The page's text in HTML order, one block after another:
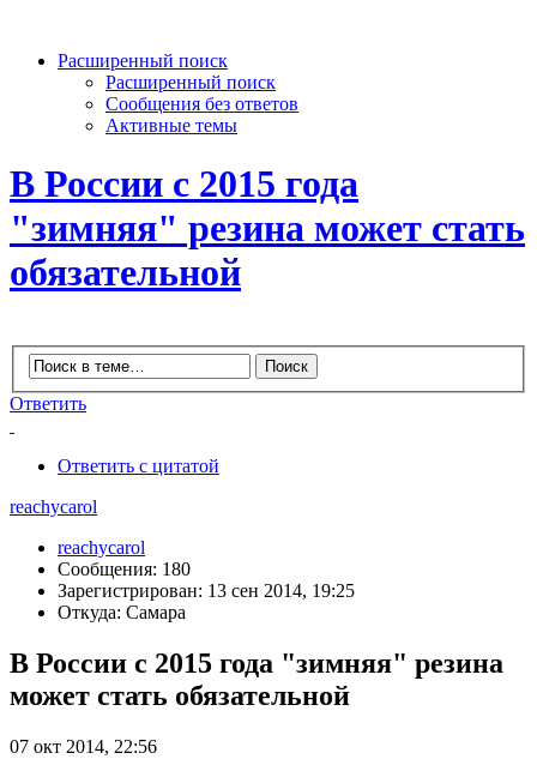
Расширенный поиск
Расширенный поиск
Сообщения без ответов
Активные темы
В России с 2015 года
"зимняя" резина может стать
обязательной
Ответить
Ответить с цитатой
reachycarol
reachycarol
Сообщения: 180
Зарегистрирован: 13 сен 2014, 19:25
Откуда: Самара
В России с 2015 года "зимняя" резина
может стать обязательной
07 окт 2014, 22:56